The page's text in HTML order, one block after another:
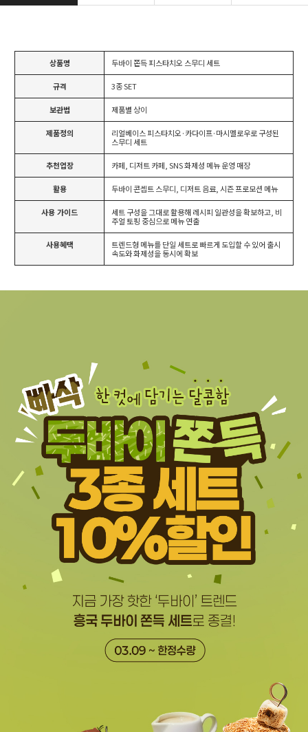
상품명 두바이 쫀득 피스타치오 스무디 세트
규격 3종 SET
보관법 제품별 상이
제품정의
리얼베이스 피스타치오·카다이프·마시멜로우로 구성된
스무디 세트
추천업장 카페, 디저트 카페, SNS 화제성 메뉴 운영 매장
활용 두바이 콘셉트 스무디, 디저트 음료, 시즌 프로모션 메뉴
사용 가이드
세트 구성을 그대로 활용해 레시피 일관성을 확보하고, 비
주얼 토핑 중심으로 메뉴 연출
사용혜택
트렌드형 메뉴를 단일 세트로 빠르게 도입할 수 있어 출시
속도와 화제성을 동시에 확보